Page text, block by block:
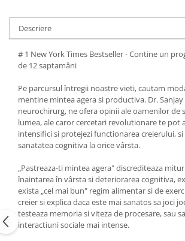
Descriere
# 1 New York Times Bestseller - Contine un
de 12 saptamâni
Pe parcursul întregii noastre vieti, cautam
mentine mintea agera si productiva. Dr.
neurochirurg, ne ofera opinii ale oamenilor de
lumea, ale caror cercetari revolutionare te pot
intensifici si protejezi functionarea creierului,
sanatatea cognitiva la orice vârsta.
„Pastreaza-ti mintea agera" discrediteaza
înaintarea în vârsta si deteriorarea cognitiva,
exista „cel mai bun" regim alimentar si de
creier si explica daca este mai sanatos sa joci
testeaza memoria si viteza de procesare, sau
interactiuni sociale mai intense.